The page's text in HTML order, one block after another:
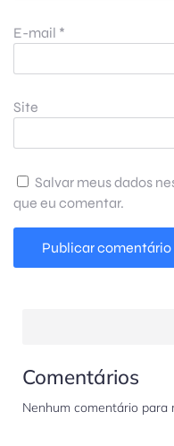
E-mail *
Site
Salvar meus dados
que eu comentar.
Comentários
Nenhum comentário para